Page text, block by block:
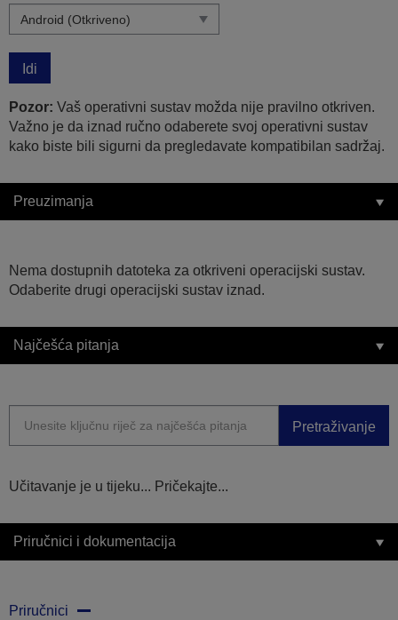
Idi
Pozor: Vaš operativni sustav možda nije pravilno otkriven.
Važno je da iznad ručno odaberete svoj operativni sustav
kako biste bili sigurni da pregledavate kompatibilan sadržaj.
Preuzimanja
Nema dostupnih datoteka za otkriveni operacijski sustav.
Odaberite drugi operacijski sustav iznad.
Najčešća pitanja
Pretraživanje
Učitavanje je u tijeku... Pričekajte...
Priručnici i dokumentacija
Priručnici